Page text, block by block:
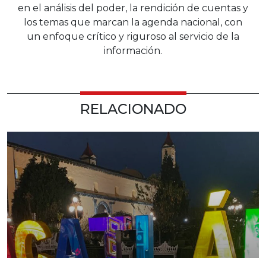
en el análisis del poder, la rendición de cuentas y
los temas que marcan la agenda nacional, con
un enfoque crítico y riguroso al servicio de la
información.
RELACIONADO